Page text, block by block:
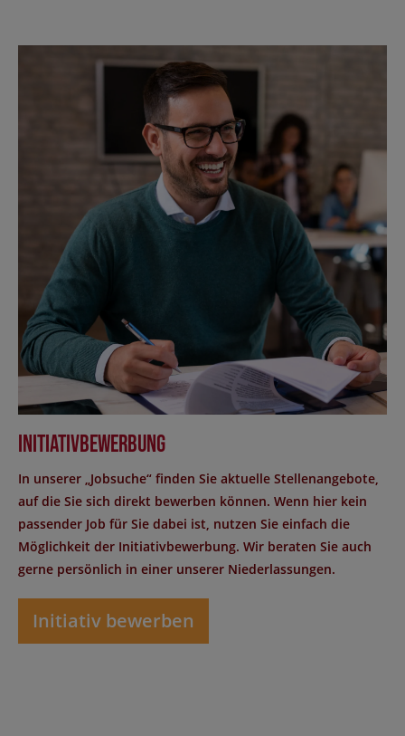
Initiativbewerbung
In unserer „Jobsuche“ finden Sie aktuelle Stellenangebote,
auf die Sie sich direkt bewerben können. Wenn hier kein
passender Job für Sie dabei ist, nutzen Sie einfach die
Möglichkeit der Initiativbewerbung. Wir beraten Sie auch
gerne persönlich in einer unserer Niederlassungen.
Initiativ bewerben